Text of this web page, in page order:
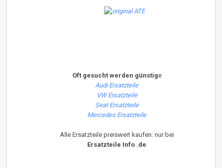
Oft gesucht werden günstige
Audi Ersatzteile
VW Ersatzteile
Seat Ersatzteile
Mercedes Ersatzteile
Alle Ersatzteile preiswert kaufen: nur bei
Ersatzteile Info .de